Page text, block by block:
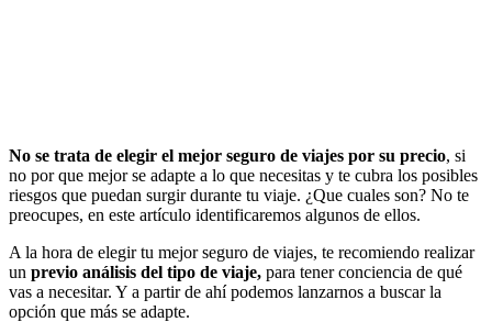
No se trata de elegir el mejor seguro de viajes por su precio, si
no por que mejor se adapte a lo que necesitas y te cubra los posibles
riesgos que puedan surgir durante tu viaje. ¿Que cuales son? No te
preocupes, en este artículo identificaremos algunos de ellos.
A la hora de elegir tu mejor seguro de viajes, te recomiendo realizar
un previo análisis del tipo de viaje, para tener conciencia de qué
vas a necesitar. Y a partir de ahí podemos lanzarnos a buscar la
opción que más se adapte.